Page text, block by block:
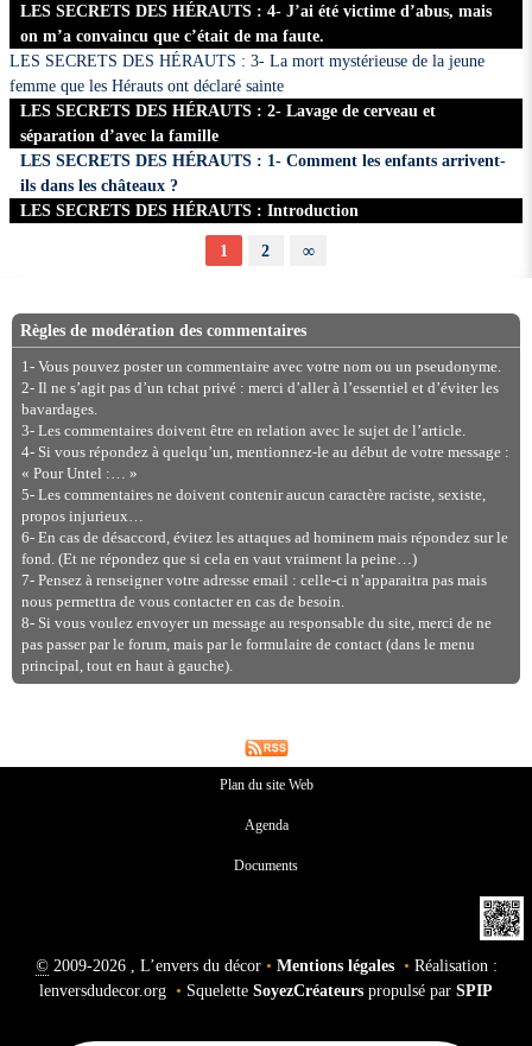
LES SECRETS DES HÉRAUTS : 4- J’ai été victime d’abus, mais
on m’a convaincu que c’était de ma faute.
LES SECRETS DES HÉRAUTS : 3- La mort mystérieuse de la jeune
femme que les Hérauts ont déclaré sainte
LES SECRETS DES HÉRAUTS : 2- Lavage de cerveau et
séparation d’avec la famille
LES SECRETS DES HÉRAUTS : 1- Comment les enfants arrivent-
ils dans les châteaux ?
LES SECRETS DES HÉRAUTS : Introduction
1 2 ∞
Règles de modération des commentaires
1- Vous pouvez poster un commentaire avec votre nom ou un pseudonyme.
2- Il ne s’agit pas d’un tchat privé : merci d’aller à l’essentiel et d’éviter les
bavardages.
3- Les commentaires doivent être en relation avec le sujet de l’article.
4- Si vous répondez à quelqu’un, mentionnez-le au début de votre message :
« Pour Untel :… »
5- Les commentaires ne doivent contenir aucun caractère raciste, sexiste,
propos injurieux…
6- En cas de désaccord, évitez les attaques ad hominem mais répondez sur le
fond. (Et ne répondez que si cela en vaut vraiment la peine…)
7- Pensez à renseigner votre adresse email : celle-ci n’apparaitra pas mais
nous permettra de vous contacter en cas de besoin.
8- Si vous voulez envoyer un message au responsable du site, merci de ne
pas passer par le forum, mais par le formulaire de contact (dans le menu
principal, tout en haut à gauche).
Plan du site Web
Agenda
Documents
©2009-2026 , L’envers du décor • Mentions légales • Réalisation :
lenversdudecor.org • Squelette SoyezCréateurs propulsé par SPIP